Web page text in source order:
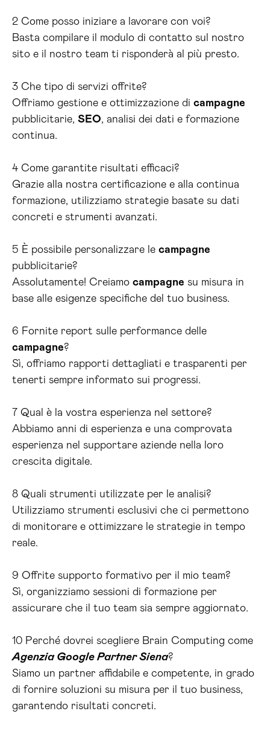
2 Come posso iniziare a lavorare con voi?
Basta compilare il modulo di contatto sul nostro
sito e il nostro team ti risponderà al più presto.
3 Che tipo di servizi offrite?
Offriamo gestione e ottimizzazione di campagne
pubblicitarie, SEO, analisi dei dati e formazione
continua.
4 Come garantite risultati efficaci?
Grazie alla nostra certificazione e alla continua
formazione, utilizziamo strategie basate su dati
concreti e strumenti avanzati.
5 È possibile personalizzare le campagne
pubblicitarie?
Assolutamente! Creiamo campagne su misura in
base alle esigenze specifiche del tuo business.
6 Fornite report sulle performance delle
campagne?
Sì, offriamo rapporti dettagliati e trasparenti per
tenerti sempre informato sui progressi.
7 Qual è la vostra esperienza nel settore?
Abbiamo anni di esperienza e una comprovata
esperienza nel supportare aziende nella loro
crescita digitale.
8 Quali strumenti utilizzate per le analisi?
Utilizziamo strumenti esclusivi che ci permettono
di monitorare e ottimizzare le strategie in tempo
reale.
9 Offrite supporto formativo per il mio team?
Sì, organizziamo sessioni di formazione per
assicurare che il tuo team sia sempre aggiornato.
10 Perché dovrei scegliere Brain Computing come
Agenzia Google Partner Siena?
Siamo un partner affidabile e competente, in grado
di fornire soluzioni su misura per il tuo business,
garantendo risultati concreti.